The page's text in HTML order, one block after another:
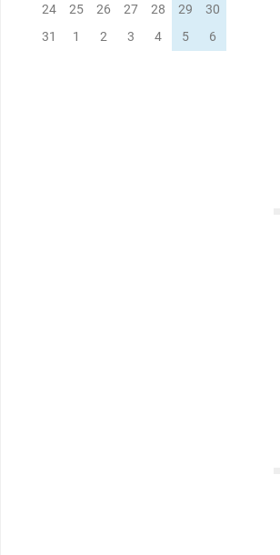
24
25 26 27 28 29
30
31
1 2 3 4 5 6